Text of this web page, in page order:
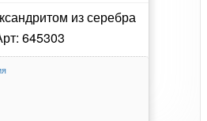
из серебра
645303